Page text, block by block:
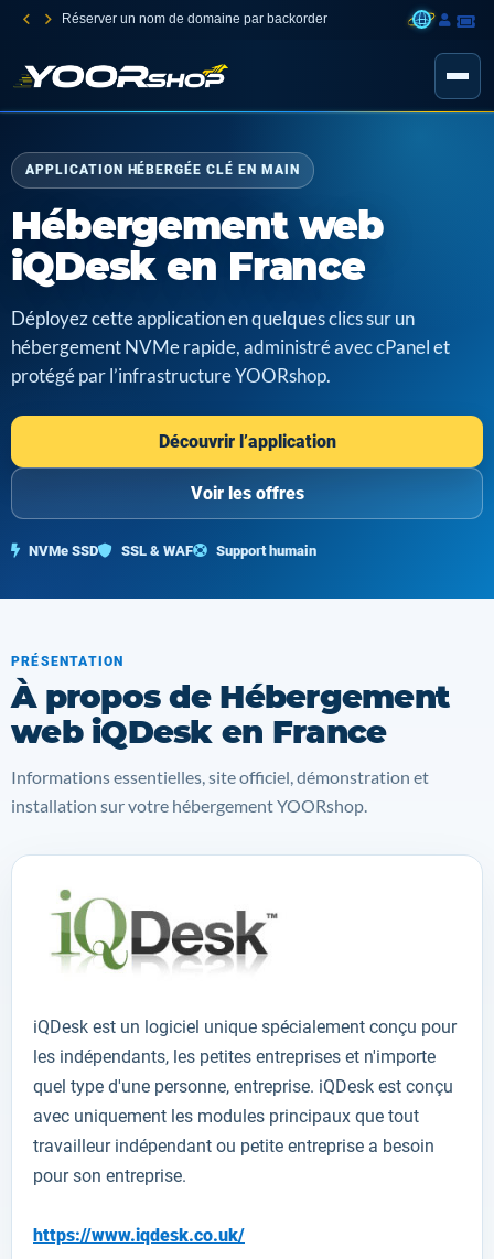
Réserver un nom de domaine par backorder
APPLICATION HÉBERGÉE CLÉ EN MAIN
Hébergement web
iQDesk en France
Déployez cette application en quelques clics sur un
hébergement NVMe rapide, administré avec cPanel et
protégé par l’infrastructure YOORshop.
Découvrir l’application
Voir les offres
NVMe SSD SSL & WAF Support humain
PRÉSENTATION
À propos de Hébergement
web iQDesk en France
Informations essentielles, site officiel, démonstration et
installation sur votre hébergement YOORshop.
iQDesk est un logiciel unique spécialement conçu pour
les indépendants, les petites entreprises et n'importe
quel type d'une personne, entreprise. iQDesk est conçu
avec uniquement les modules principaux que tout
travailleur indépendant ou petite entreprise a besoin
pour son entreprise.
https://www.iqdesk.co.uk/